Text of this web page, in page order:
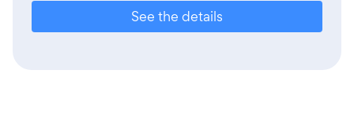
See the details